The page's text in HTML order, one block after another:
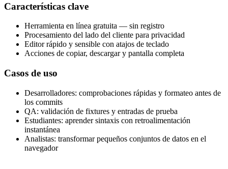
Características clave
Herramienta en línea gratuita — sin registro
Procesamiento del lado del cliente para privacidad
Editor rápido y sensible con atajos de teclado
Acciones de copiar, descargar y pantalla completa
Casos de uso
Desarrolladores: comprobaciones rápidas y formateo antes de
los commits
QA: validación de fixtures y entradas de prueba
Estudiantes: aprender sintaxis con retroalimentación
instantánea
Analistas: transformar pequeños conjuntos de datos en el
navegador